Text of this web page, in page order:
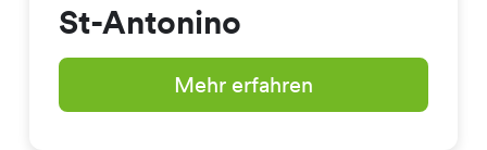
St-Antonino
Mehr erfahren